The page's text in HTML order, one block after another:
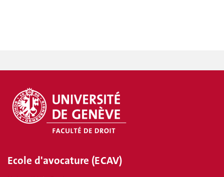
Ecole d'avocature (ECAV)